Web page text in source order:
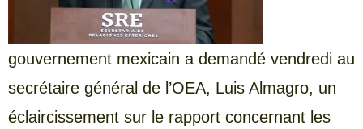
gouvernement mexicain a demandé vendredi au
secrétaire général de l’OEA, Luis Almagro, un
éclaircissement sur le rapport concernant les